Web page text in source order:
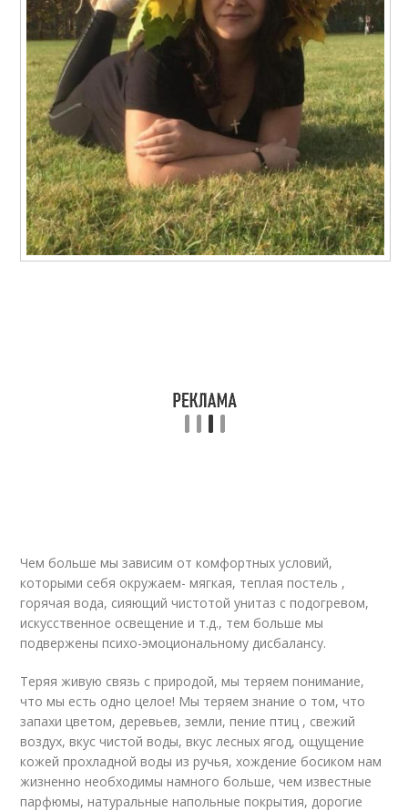
Чем больше мы зависим от комфортных условий,
которыми себя окружаем- мягкая, теплая постель ,
горячая вода, сияющий чистотой унитаз с подогревом,
искусственное освещение и т.д., тем больше мы
подвержены психо-эмоциональному дисбалансу.
Теряя живую связь с природой, мы теряем понимание,
что мы есть одно целое! Мы теряем знание о том, что
запахи цветом, деревьев, земли, пение птиц , свежий
воздух, вкус чистой воды, вкус лесных ягод, ощущение
кожей прохладной воды из ручья, хождение босиком нам
жизненно необходимы намного больше, чем известные
парфюмы, натуральные напольные покрытия, дорогие